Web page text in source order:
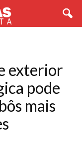
exterior
pode
mais